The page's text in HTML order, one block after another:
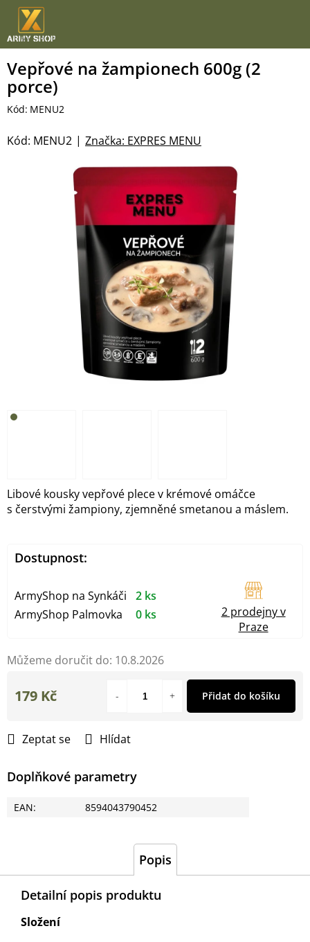
Přejít
obsah
Vepřové na žampionech 600g (2
porce)
Kód: MENU2
Značka: EXPRES MENU
Kód: MENU2
Můžeme doručit do: 10.8.2026
Libové kousky vepřové plece v krémové omáčce
s čerstvými žampiony, zjemněné smetanou a máslem.
Zeptat se Hlídat
Doplňkové parametry
EAN: 8594043790452
179 Kč Přidat do košíku
Dostupnost:
ArmyShop na Synkáči
2 ks
ArmyShop Palmovka
0 ks
2 prodejny v
Praze
Popis
Detailní popis produktu
Složení